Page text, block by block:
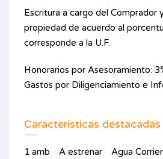
Escritura a cargo del Comprador
propiedad de acuerdo al
corresponde a la U.F.
Honorarios por Asesoramiento:
Gastos por Diligenciamiento e
Características destacadas
1 amb A estrenar Agua